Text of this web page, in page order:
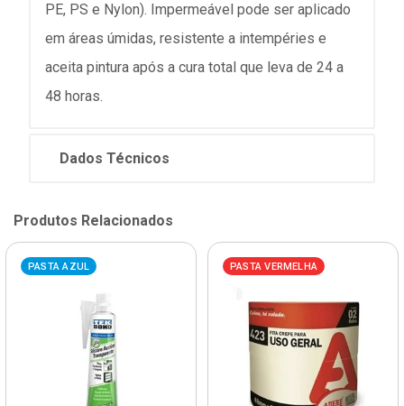
PE, PS e Nylon). Impermeável pode ser aplicado
em áreas úmidas, resistente a intempéries e
aceita pintura após a cura total que leva de 24 a
48 horas.
Dados Técnicos
Produtos Relacionados
PASTA AZUL PASTA VERMELHA